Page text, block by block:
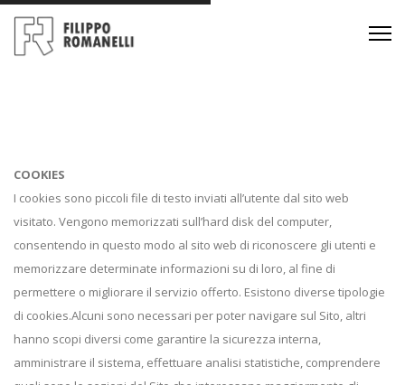
COOKIES
I cookies sono piccoli file di testo inviati all’utente dal sito web
visitato. Vengono memorizzati sull’hard disk del computer,
consentendo in questo modo al sito web di riconoscere gli utenti e
memorizzare determinate informazioni su di loro, al fine di
permettere o migliorare il servizio offerto. Esistono diverse tipologie
di cookies.Alcuni sono necessari per poter navigare sul Sito, altri
hanno scopi diversi come garantire la sicurezza interna,
amministrare il sistema, effettuare analisi statistiche, comprendere